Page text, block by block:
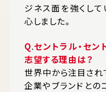
ジネス面を強くし
心しました。
Q.セントラル・セン
志望する理由は？
世界中から注目され
企業やブランドとの